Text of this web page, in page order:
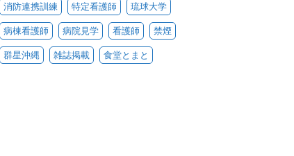
消防連携訓練 特定看護師 琉球大学
病棟看護師 病院見学 看護師 禁煙
群星沖縄 雑誌掲載 食堂とまと